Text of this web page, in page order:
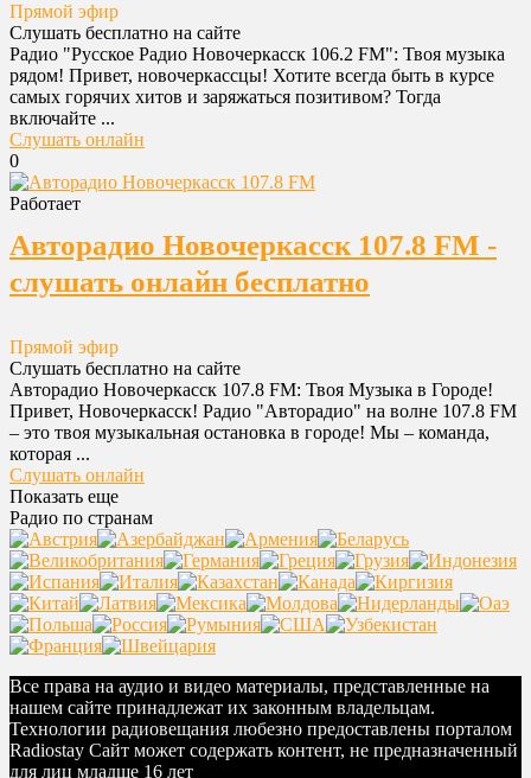
Прямой эфир
Слушать бесплатно на сайте
Радио "Русское Радио Новочеркасск 106.2 FM": Твоя музыка
рядом! Привет, новочеркассцы! Хотите всегда быть в курсе
самых горячих хитов и заряжаться позитивом? Тогда
включайте ...
Слушать онлайн
0
Работает
Авторадио Новочеркасск 107.8 FM -
слушать онлайн бесплатно
Прямой эфир
Слушать бесплатно на сайте
Авторадио Новочеркасск 107.8 FM: Твоя Музыка в Городе!
Привет, Новочеркасск! Радио "Авторадио" на волне 107.8 FM
– это твоя музыкальная остановка в городе! Мы – команда,
которая ...
Слушать онлайн
Показать еще
Радио по странам
Все права на аудио и видео материалы, представленные на
нашем сайте принадлежат их законным владельцам.
Технологии радиовещания любезно предоставлены порталом
Radiostay Сайт может содержать контент, не предназначенный
для лиц младше 16 лет